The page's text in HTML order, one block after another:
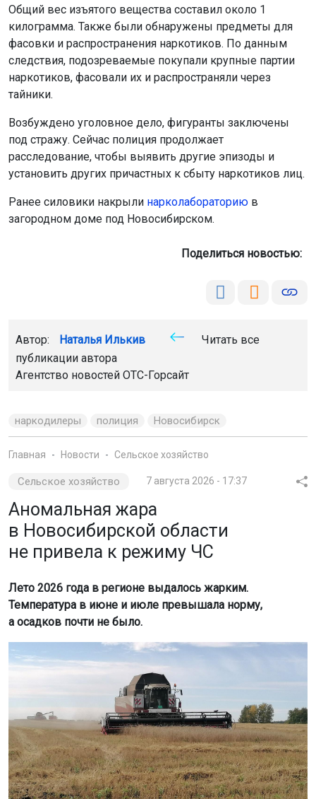
Общий вес изъятого вещества составил около 1
килограмма. Также были обнаружены предметы для
фасовки и распространения наркотиков. По данным
следствия, подозреваемые покупали крупные партии
наркотиков, фасовали их и распространяли через
тайники.
Возбуждено уголовное дело, фигуранты заключены
под стражу. Сейчас полиция продолжает
расследование, чтобы выявить другие эпизоды и
установить других причастных к сбыту наркотиков лиц.
Ранее силовики накрыли нарколабораторию в
загородном доме под Новосибирском.
Поделиться новостью:
Автор: Наталья Илькив
Читать все
публикации автора
Агентство новостей ОТС-Горсайт
наркодилеры полиция Новосибирск
Главная Новости Сельское хозяйство
Сельское хозяйство 7 августа 2026 - 17:37
Аномальная жара
в Новосибирской области
не привела к режиму ЧС
Лето 2026 года в регионе выдалось жарким.
Температура в июне и июле превышала норму,
а осадков почти не было.